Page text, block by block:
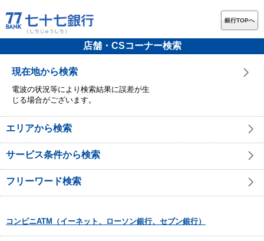
銀行TOPへ
店舗・CSコーナー検索
現在地から検索
電波の状況等により検索結果に誤差が生
じる場合がございます。
エリアから検索
サービス条件から検索
フリーワード検索
コンビニATM（イーネット、ローソン銀行、セブン銀行）